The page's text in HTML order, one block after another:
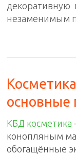
декоративную
незаменимым
основные
КБД косметика
конопляным
обогащённые